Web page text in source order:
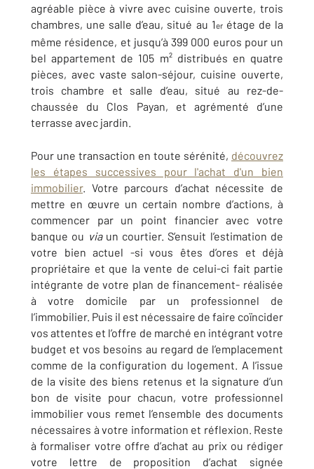
agréable pièce à vivre avec cuisine ouverte, trois
chambres, une salle d’eau, situé au 1erétage de la
même résidence, et jusqu’à 399 000 euros pour un
bel appartement de 105 m² distribués en quatre
pièces, avec vaste salon-séjour, cuisine ouverte,
trois chambre et salle d’eau, situé au rez-de-
chaussée du Clos Payan, et agrémenté d’une
terrasse avec jardin.
Pour une transaction en toute sérénité, découvrez
les étapes successives pour l'achat d'un bien
immobilier. Votre parcours d’achat nécessite de
mettre en œuvre un certain nombre d’actions, à
commencer par un point financier avec votre
banque ou viaun courtier. S’ensuit l’estimation de
votre bien actuel -si vous êtes d’ores et déjà
propriétaire et que la vente de celui-ci fait partie
intégrante de votre plan de financement- réalisée
à votre domicile par un professionnel de
l’immobilier. Puis il est nécessaire de faire coïncider
vos attentes et l’offre de marché en intégrant votre
budget et vos besoins au regard de l’emplacement
comme de la configuration du logement. A l’issue
de la visite des biens retenus et la signature d’un
bon de visite pour chacun, votre professionnel
immobilier vous remet l’ensemble des documents
nécessaires à votre information et réflexion. Reste
à formaliser votre offre d’achat au prix ou rédiger
votre lettre de proposition d’achat signée